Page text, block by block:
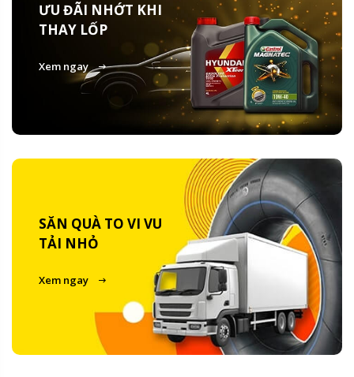
ƯU ĐÃI NHỚT KHI
THAY LỐP
Xem ngay
SĂN QUÀ TO VI VU
TẢI NHỎ
Xem ngay